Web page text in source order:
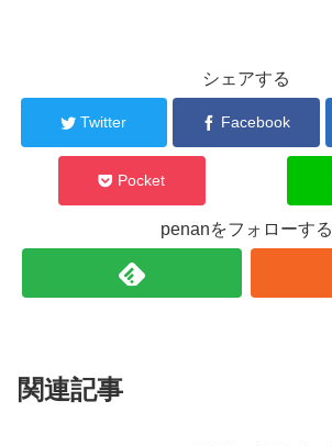
シェアする
Twitter Facebook
Pocket
penanをフォローする
関連記事